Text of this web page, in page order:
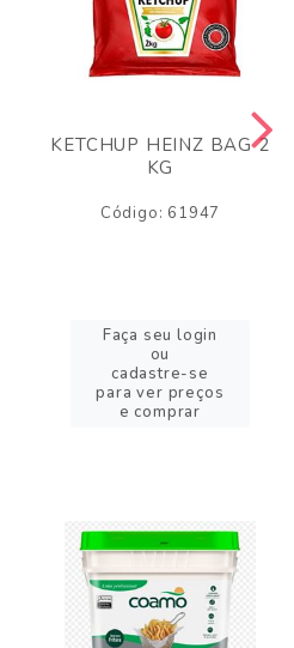
KETCHUP HEINZ BAG 2
KG
Código: 61947
Faça seu login
ou
cadastre-se
para ver preços
e comprar